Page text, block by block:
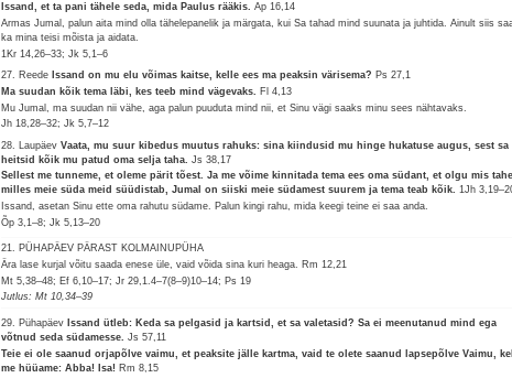
Issand, et ta pani tähele seda, mida Paulus rääkis.Ap 16,14
Armas Jumal, palun aita mind olla tähelepanelik ja märgata, kui Sa tahad mind suunata ja juhtida. Ainult siis
ka mina teisi mõista ja aidata.
1Kr 14,26–33; Jk 5,1–6
27. Reede Issand on mu elu võimas kaitse, kelle ees ma peaksin värisema? Ps 27,1
Ma suudan kõik tema läbi, kes teeb mind vägevaks. Fl 4,13
Mu Jumal, ma suudan nii vähe, aga palun puuduta mind nii, et Sinu vägi saaks minu sees nähtavaks.
Jh 18,28–32; Jk 5,7–12
28. LaupäevVaata, mu suur kibedus muutus rahuks: sina kiindusid mu hinge hukatuse augus, sest sa
heitsid kõik mu patud oma selja taha.Js 38,17
Sellest me tunneme, et oleme pärit tõest. Ja me võime kinnitada tema ees oma südant, et olgu mis
milles meie süda meid süüdistab, Jumal on siiski meie südamest suurem ja tema teab kõik.1Jh
Issand, asetan Sinu ette oma rahutu südame. Palun kingi rahu, mida keegi teine ei saa anda.
Õp 3,1–8; Jk 5,13–20
21. PÜHAPÄEV PÄRAST KOLMAINUPÜHA
Ära lase kurjal võitu saada enese üle, vaid võida sina kuri heaga. Rm 12,21
Mt 5,38–48; Ef 6,10–17; Jr 29,1.4–7(8–9)10–14; Ps 19
Jutlus: Mt 10,34–39
29. Pühapäev Issand ütleb: Keda sa pelgasid ja kartsid, et sa valetasid? Sa ei meenutanud mind ega
võtnud seda südamesse.Js 57,11
Teie ei ole saanud orjapõlve vaimu, et peaksite jälle kartma, vaid te olete saanud lapsepõlve Vaimu,
me hüüame: Abba! Isa! Rm 8,15